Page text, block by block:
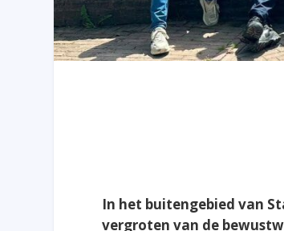
In het buitengebied van
vergroten van de